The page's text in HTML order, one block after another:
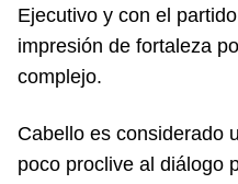
Ejecutivo y con el
impresión de fortaleza
complejo.
Cabello es considerado
poco proclive al diálogo